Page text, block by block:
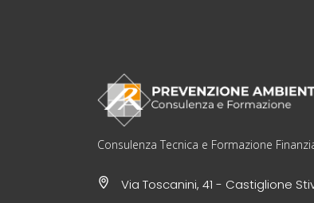
Consulenza Tecnica e Formazione
Via Toscanini, 41 - Castiglione